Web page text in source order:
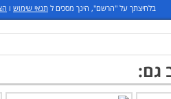
בלחיצתך על "הרשם", הינך מסכים ל תנאי שימוש ו
גם: